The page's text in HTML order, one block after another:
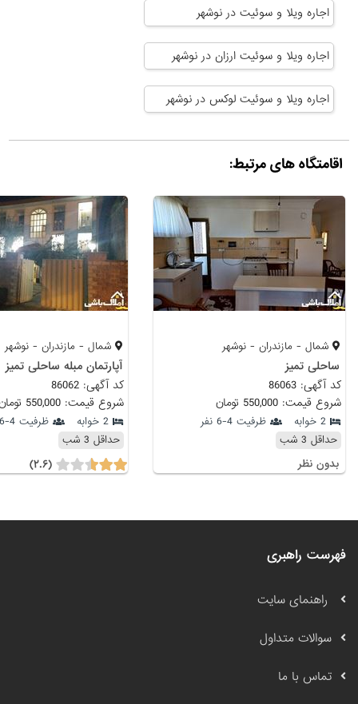
اجاره ویلا و سوئیت در نوشهر
اجاره ویلا و سوئیت ارزان در نوشهر
اجاره ویلا و سوئیت لوکس در نوشهر
اقامتگاه های مرتبط:
شمال - مازندران - نوشهر
ساحلی تمیز
کد آگهی: 86063
شروع قیمت: 550,000 تومان
2 خوابه
ظرفیت 4-6 نفر
حداقل 3 شب
بدون نظر
شمال - مازندران - نوشهر
آپارتمان مبله ساحلی تمیز
کد آگهی: 86062
شروع قیمت: 550,000 تومان
2 خوابه
ظرفیت 4-6 نفر
حداقل 3 شب
(۲.۶)
فهرست راهبری
راهنمای سایت
سوالات متداول
تماس با ما